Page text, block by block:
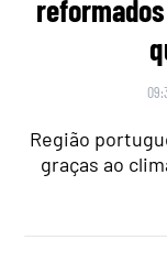
Região
graças ao